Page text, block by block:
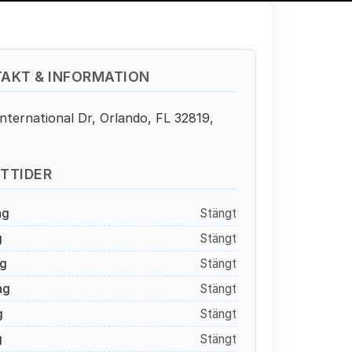
& INFORMATION
Dr, Orlando, FL 32819,
Stängt
Stängt
Stängt
Stängt
Stängt
Stängt